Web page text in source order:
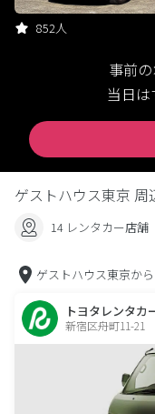
852人
事前
当日
ゲストハウス東京
14 レンタカー店舗
ゲストハウス東京から
トヨタレンタカ
新宿区舟町11-21